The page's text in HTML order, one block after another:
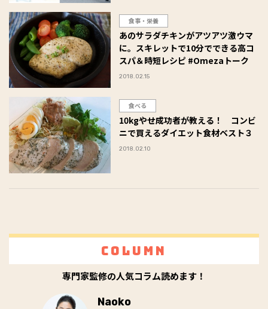
食事・栄養
あのサラダチキンがアツアツ激ウマ
に。スキレットで10分でできる高コ
スパ＆時短レシピ #Omezaトーク
2018.02.15
食べる
10kgやせ成功者が教える！ コンビ
ニで買えるダイエット食材ベスト３
2018.02.10
Column
専門家監修の人気コラム読めます！
Naoko